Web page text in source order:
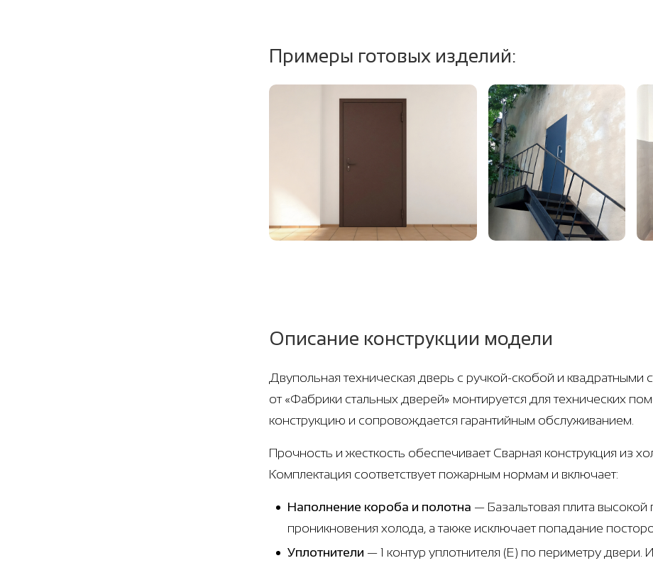
Примеры готовых изделий:
Описание конструкции модели
Двупольная техническая дверь с ручкой-скобой и квадратными
от «Фабрики стальных дверей» монтируется для технических
конструкцию и сопровождается гарантийным обслуживанием.
Прочность и жесткость обеспечивает Сварная конструкция из
Комплектация соответствует пожарным нормам и включает:
Наполнение короба и полотна — Базальтовая плита
проникновения холода, а также исключает попадание
Уплотнители — 1 контур уплотнителя (Е) по периметру